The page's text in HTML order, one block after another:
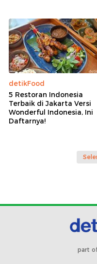
detikFood
5 Restoran Indonesia
Terbaik di Jakarta Versi
Wonderful Indonesia, Ini
Daftarnya!
part